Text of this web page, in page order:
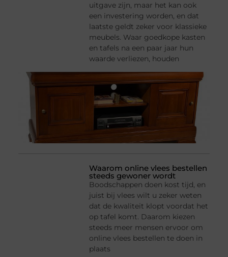
uitgave zijn, maar het kan ook
een investering worden, en dat
laatste geldt zeker voor klassieke
meubels. Waar goedkope kasten
en tafels na een paar jaar hun
waarde verliezen, houden
Waarom online vlees bestellen
steeds gewoner wordt
Boodschappen doen kost tijd, en
juist bij vlees wilt u zeker weten
dat de kwaliteit klopt voordat het
op tafel komt. Daarom kiezen
steeds meer mensen ervoor om
online vlees bestellen te doen in
plaats